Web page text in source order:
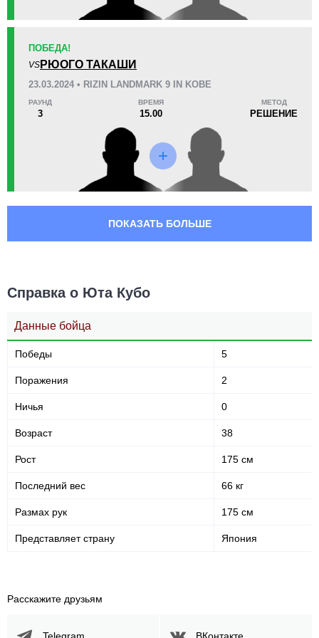
ПОБЕДА!
VS РЮОГО ТАКАШИ
23.03.2024 • RIZIN LANDMARK 9 IN KOBE
РАУНД
3
ВРЕМЯ
15.00
МЕТОД
РЕШЕНИЕ
ПОКАЗАТЬ БОЛЬШЕ
Справка о Юта Кубо
Данные бойца
Победы 5
Поражения 2
Ничья 0
Возраст 38
Рост 175 см
Последний вес 66 кг
Размах рук 175 см
Представляет страну Япония
Расскажите друзьям
Telegram ВКонтакте